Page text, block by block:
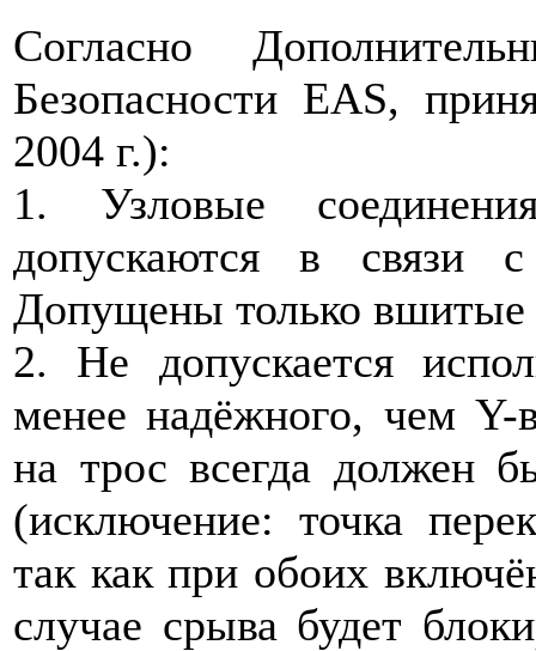
Согласно
Безопасности EAS,
2004 г.):
1. Узловые
допускаются в связи
Допущены только вшитые
2. Не допускается
менее надёжного, чем Y-
на трос всегда должен
(исключение: точка
так как при обоих
случае срыва будет